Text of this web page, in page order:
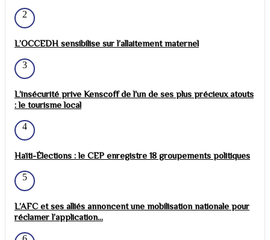
2
L’OCCEDH sensibilise sur l’allaitement maternel
3
L’insécurité prive Kenscoff de l’un de ses plus précieux atouts
: le tourisme local
4
Haïti-Élections : le CEP enregistre 18 groupements politiques
5
L’AFC et ses alliés annoncent une mobilisation nationale pour
réclamer l’application...